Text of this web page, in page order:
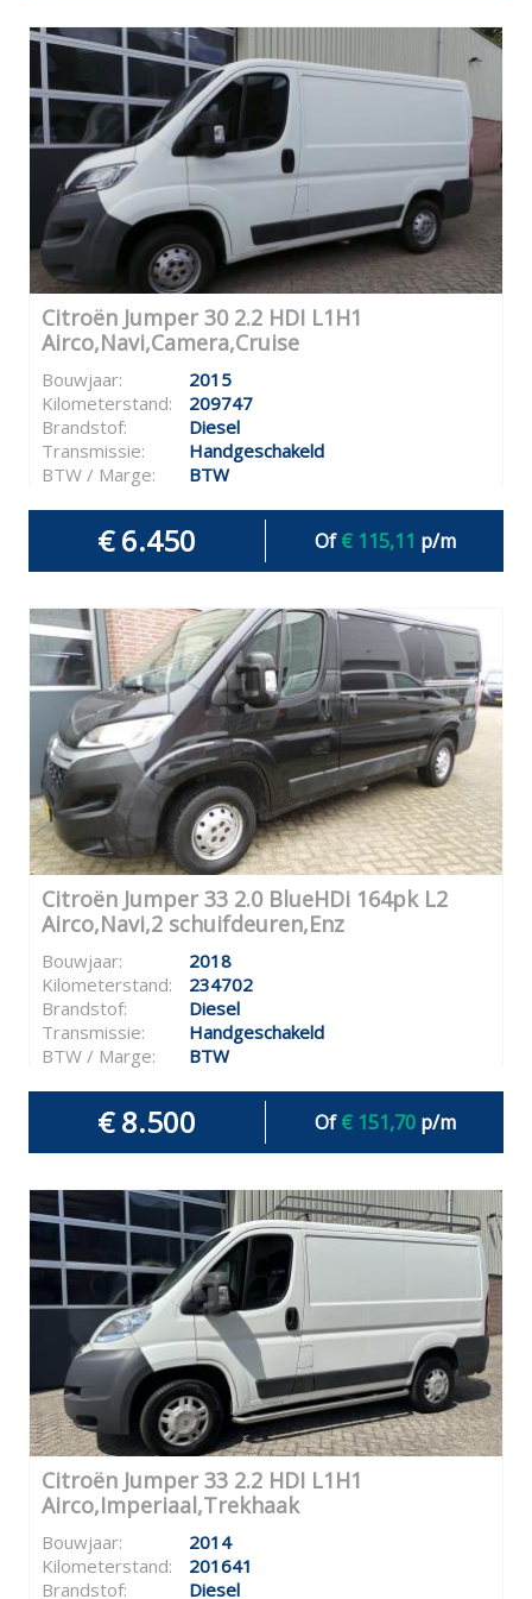
Citroën Jumper 30 2.2 HDI L1H1
Airco,Navi,Camera,Cruise
Bouwjaar:
2015
Kilometerstand:
209747
Brandstof:
Diesel
Transmissie:
Handgeschakeld
BTW / Marge:
BTW
€ 6.450 Of€ 115,11 p/m
Citroën Jumper 33 2.0 BlueHDi 164pk L2
Airco,Navi,2 schuifdeuren,Enz
Bouwjaar:
2018
Kilometerstand:
234702
Brandstof:
Diesel
Transmissie:
Handgeschakeld
BTW / Marge:
BTW
€ 8.500 Of€ 151,70p/m
Citroën Jumper 33 2.2 HDI L1H1
Airco,Imperiaal,Trekhaak
Bouwjaar:
2014
Kilometerstand:
201641
Brandstof:
Diesel